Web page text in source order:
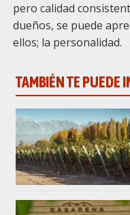
pero calidad
dueños, se puede
ellos; la personalidad.
TAMBIÉN TE PUEDE